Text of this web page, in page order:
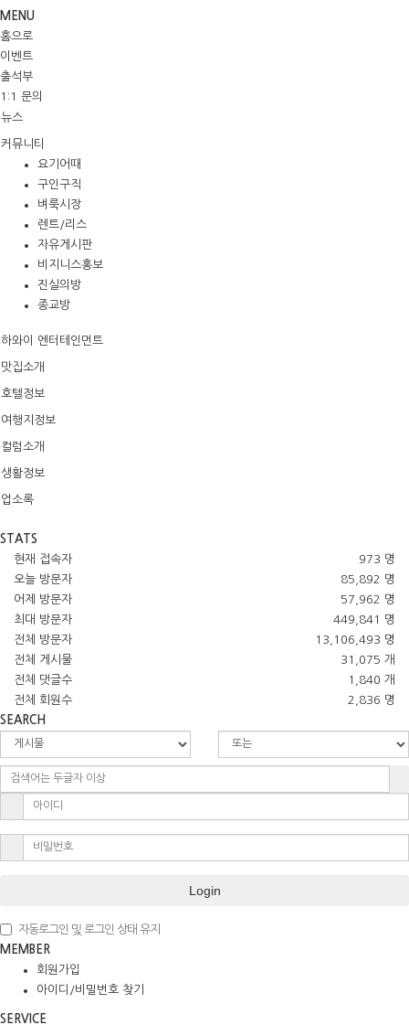
MENU
홈으로
이벤트
출석부
1:1 문의
뉴스
커뮤니티
요기어때
구인구직
벼룩시장
렌트/리스
자유게시판
비지니스홍보
진실의방
종교방
하와이 엔터테인먼트
맛집소개
호텔정보
여행지정보
컬럼소개
생활정보
업소록
STATS
973 명
현재 접속자
85,892 명
오늘 방문자
57,962 명
어제 방문자
449,841 명
최대 방문자
13,106,493 명
전체 방문자
31,075 개
전체 게시물
1,840 개
전체 댓글수
2,836 명
전체 회원수
SEARCH
Login
자동로그인 및 로그인 상태 유지
MEMBER
회원가입
아이디/비밀번호 찾기
SERVICE